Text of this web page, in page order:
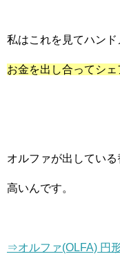
私はこれを見てハン
お金を出し合ってシェ
オルファが出してい
高いんです。
⇒オルファ(OLFA) 円